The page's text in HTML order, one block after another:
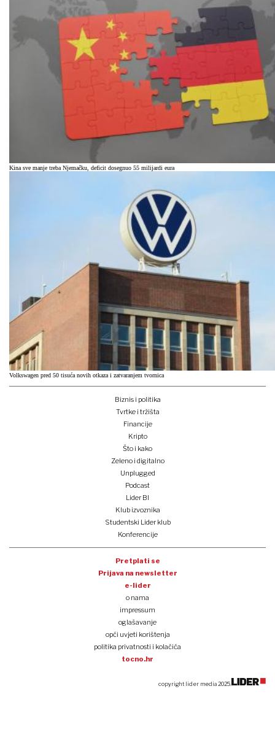
Kina sve manje treba Njemačku, deficit dosegnuo 55 milijardi eura
Volkswagen pred 50 tisuća novih otkaza i zatvaranjem tvornica
Biznis i politika
Tvrtke i tržišta
Financije
Kripto
Što i kako
Zeleno i digitalno
Unplugged
Podcast
Lider BI
Klub izvoznika
Studentski Lider klub
Konferencije
Pretplati se
Prijava na newsletter
e-lider
o nama
impressum
oglašavanje
opći uvjeti korištenja
politika privatnosti i kolačića
tocno.hr
copyright lider media 2025.